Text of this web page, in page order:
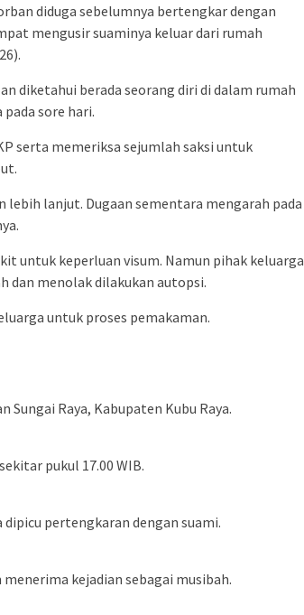
diduga sebelumnya bertengkar dengan
mengusir suaminya keluar dari rumah
diketahui berada seorang diri di dalam rumah
sore hari.
serta memeriksa sejumlah saksi untuk
lebih lanjut. Dugaan sementara mengarah pada
untuk keperluan visum. Namun pihak keluarga
dan menolak dilakukan autopsi.
untuk proses pemakaman.
Raya, Kabupaten Kubu Raya.
pukul 17.00 WIB.
dipicu pertengkaran dengan suami.
kejadian sebagai musibah.